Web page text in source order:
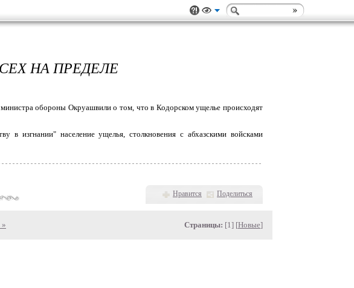
НА ПРЕДЕЛЕ
министра обороны Окруашвили о том, что в Кодорском ущелье происходят
в изгнании" население ущелья, столкновения с абхазскими войсками
Нравится Поделиться
» Страницы: [1] [Новые]